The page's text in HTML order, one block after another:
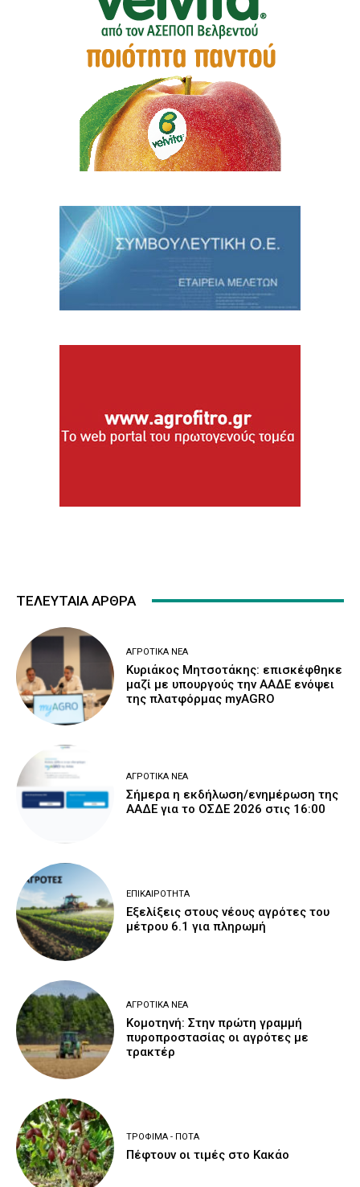
ΤΕΛΕΥΤΑΙΑ ΑΡΘΡΑ
ΑΓΡΟΤΙΚΆ ΝΈΑ
Κυριάκος Μητσοτάκης: επισκέφθηκε
μαζί με υπουργούς την ΑΑΔΕ ενόψει
της πλατφόρμας myAGRO
ΑΓΡΟΤΙΚΆ ΝΈΑ
Σήμερα η εκδήλωση/ενημέρωση της
ΑΑΔΕ για το ΟΣΔΕ 2026 στις 16:00
ΕΠΙΚΑΙΡΌΤΗΤΑ
Εξελίξεις στους νέους αγρότες του
μέτρου 6.1 για πληρωμή
ΑΓΡΟΤΙΚΆ ΝΈΑ
Κομοτηνή: Στην πρώτη γραμμή
πυροπροστασίας οι αγρότες με
τρακτέρ
ΤΡΌΦΙΜΑ - ΠΟΤΆ
Πέφτουν οι τιμές στο Κακάο